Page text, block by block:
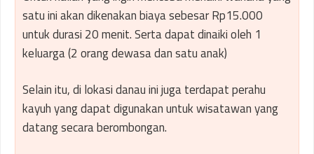
satu ini akan dikenakan biaya sebesar Rp15.000
untuk durasi 20 menit. Serta dapat dinaiki oleh 1
keluarga (2 orang dewasa dan satu anak)
Selain itu, di lokasi danau ini juga terdapat perahu
kayuh yang dapat digunakan untuk wisatawan yang
datang secara berombongan.